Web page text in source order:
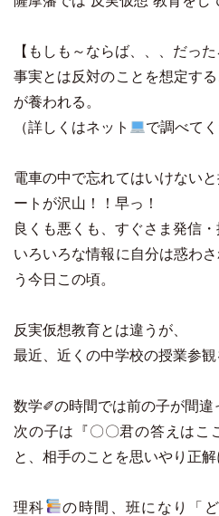
【もしも～ならば、、、だった
事実とは反対のことを想定す
が養われる。
（詳しくはネット
で調べてく
電車の中で忘れてはいけない
ートが沢山！！早っ！
良くも悪くも、すぐさま発信
いろいろな情報に自分は惑わ
う今日この頃。
反実仮想教育とは違うが、
最近、近くの中学校の授業参
数学✐の時間では前の子が間違
次の子は『〇〇君の答えはこ
と、相手のことを思いやり正解
理科
の時間、班になり「